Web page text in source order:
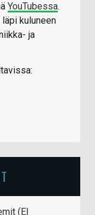
YouTubessa.
kuluneen
ja
(EI